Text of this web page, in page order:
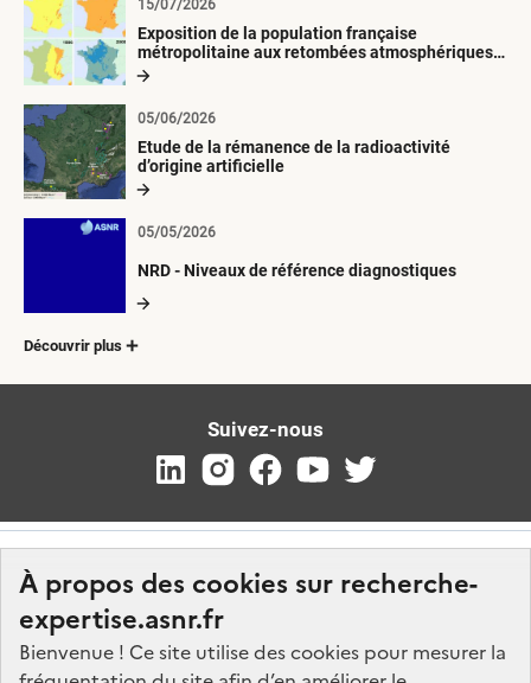
À propos des cookies sur recherche-
expertise.asnr.fr
Bienvenue ! Ce site utilise des cookies pour mesurer la
Exposition de la population française
métropolitaine aux retombées atmosphériques
radioactives depuis 1945
15/07/2026
Etude de la rémanence de la radioactivité
d’origine artificielle
05/06/2026
NRD - Niveaux de référence diagnostiques
05/05/2026
Découvrir plus
Suivez-nous